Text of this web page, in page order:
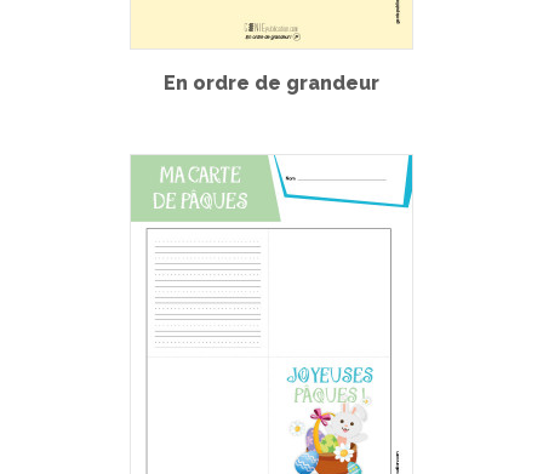
En ordre de grandeur